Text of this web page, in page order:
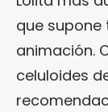
que supone
animación.
celuloides